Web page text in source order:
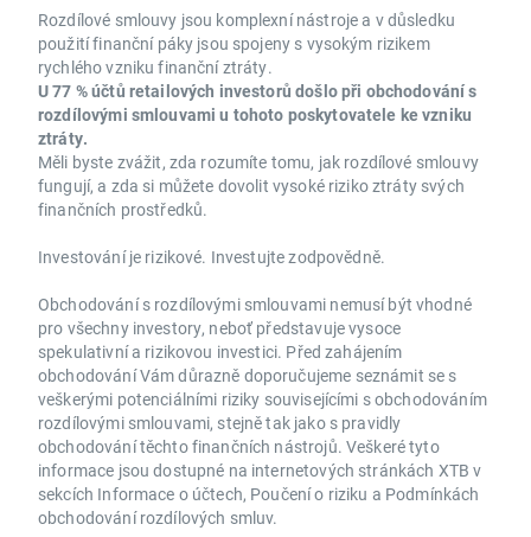
Rozdílové smlouvy jsou komplexní nástroje a v důsledku
použití finanční páky jsou spojeny s vysokým rizikem
rychlého vzniku finanční ztráty.
U 77 % účtů retailových investorů došlo při obchodování s
rozdílovými smlouvami u tohoto poskytovatele ke vzniku
ztráty.
Měli byste zvážit, zda rozumíte tomu, jak rozdílové smlouvy
fungují, a zda si můžete dovolit vysoké riziko ztráty svých
finančních prostředků.
Investování je rizikové. Investujte zodpovědně.
Obchodování s rozdílovými smlouvami nemusí být vhodné
pro všechny investory, neboť představuje vysoce
spekulativní a rizikovou investici. Před zahájením
obchodování Vám důrazně doporučujeme seznámit se s
veškerými potenciálními riziky souvisejícími s obchodováním
rozdílovými smlouvami, stejně tak jako s pravidly
obchodování těchto finančních nástrojů. Veškeré tyto
informace jsou dostupné na internetových stránkách XTB v
sekcích Informace o účtech, Poučení o riziku a Podmínkách
obchodování rozdílových smluv.